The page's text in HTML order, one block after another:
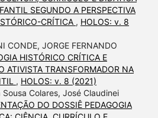
SEGUNDO A PERSPECTIVA
CRÍTICA , HOLOS: v. 8
CONDE, JORGE FERNANDO
HISTÓRICO CRÍTICA E
ATIVISTA TRANSFORMADOR NA
, HOLOS: v. 8 (2021)
Colares, José Claudinei
DO DOSSIÊ PEDAGOGIA